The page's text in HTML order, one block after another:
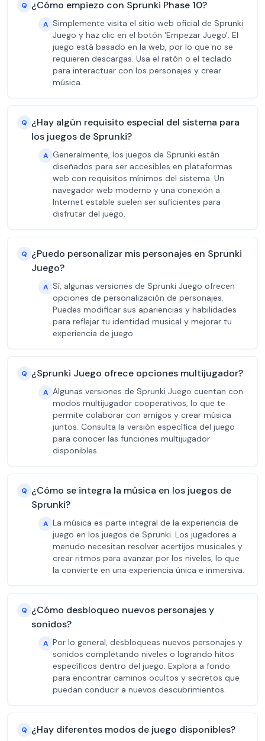
Q ¿Cómo empiezo con Sprunki Phase 10?
A Simplemente visita el sitio web oficial de Sprunki
Juego y haz clic en el botón 'Empezar Juego'. El
juego está basado en la web, por lo que no se
requieren descargas. Usa el ratón o el teclado
para interactuar con los personajes y crear
música.
Q ¿Hay algún requisito especial del sistema para
los juegos de Sprunki?
A Generalmente, los juegos de Sprunki están
diseñados para ser accesibles en plataformas
web con requisitos mínimos del sistema. Un
navegador web moderno y una conexión a
Internet estable suelen ser suficientes para
disfrutar del juego.
Q ¿Puedo personalizar mis personajes en Sprunki
Juego?
A Sí, algunas versiones de Sprunki Juego ofrecen
opciones de personalización de personajes.
Puedes modificar sus apariencias y habilidades
para reflejar tu identidad musical y mejorar tu
experiencia de juego.
Q ¿Sprunki Juego ofrece opciones multijugador?
A Algunas versiones de Sprunki Juego cuentan con
modos multijugador cooperativos, lo que te
permite colaborar con amigos y crear música
juntos. Consulta la versión específica del juego
para conocer las funciones multijugador
disponibles.
Q ¿Cómo se integra la música en los juegos de
Sprunki?
A La música es parte integral de la experiencia de
juego en los juegos de Sprunki. Los jugadores a
menudo necesitan resolver acertijos musicales y
crear ritmos para avanzar por los niveles, lo que
la convierte en una experiencia única e inmersiva.
Q ¿Cómo desbloqueo nuevos personajes y
sonidos?
A Por lo general, desbloqueas nuevos personajes y
sonidos completando niveles o logrando hitos
específicos dentro del juego. Explora a fondo
para encontrar caminos ocultos y secretos que
puedan conducir a nuevos descubrimientos.
Q ¿Hay diferentes modos de juego disponibles?